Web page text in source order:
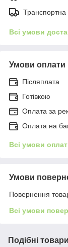
Транспортна
Всі умови
Умови оплати
Післяплата
Готівкою
Оплата за
Оплата на
Всі умови
Умови
Повернення
Всі умови
Подібні